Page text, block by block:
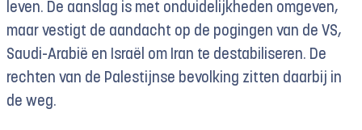
leven. De aanslag is met onduidelijkheden omgeven,
maar vestigt de aandacht op de pogingen van de VS,
Saudi-Arabië en Israël om Iran te destabiliseren. De
rechten van de Palestijnse bevolking zitten daarbij in
de weg.